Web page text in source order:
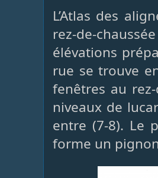
L’Atlas des
rez-de-
élévations
rue se trouve
fenêtres au
niveaux de
entre (7-8). Le
forme un